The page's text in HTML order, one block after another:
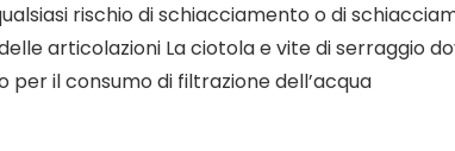
rischio di schiacciamento o di
articolazioni La ciotola e vite di serraggio
per il consumo di filtrazione dell’acqua